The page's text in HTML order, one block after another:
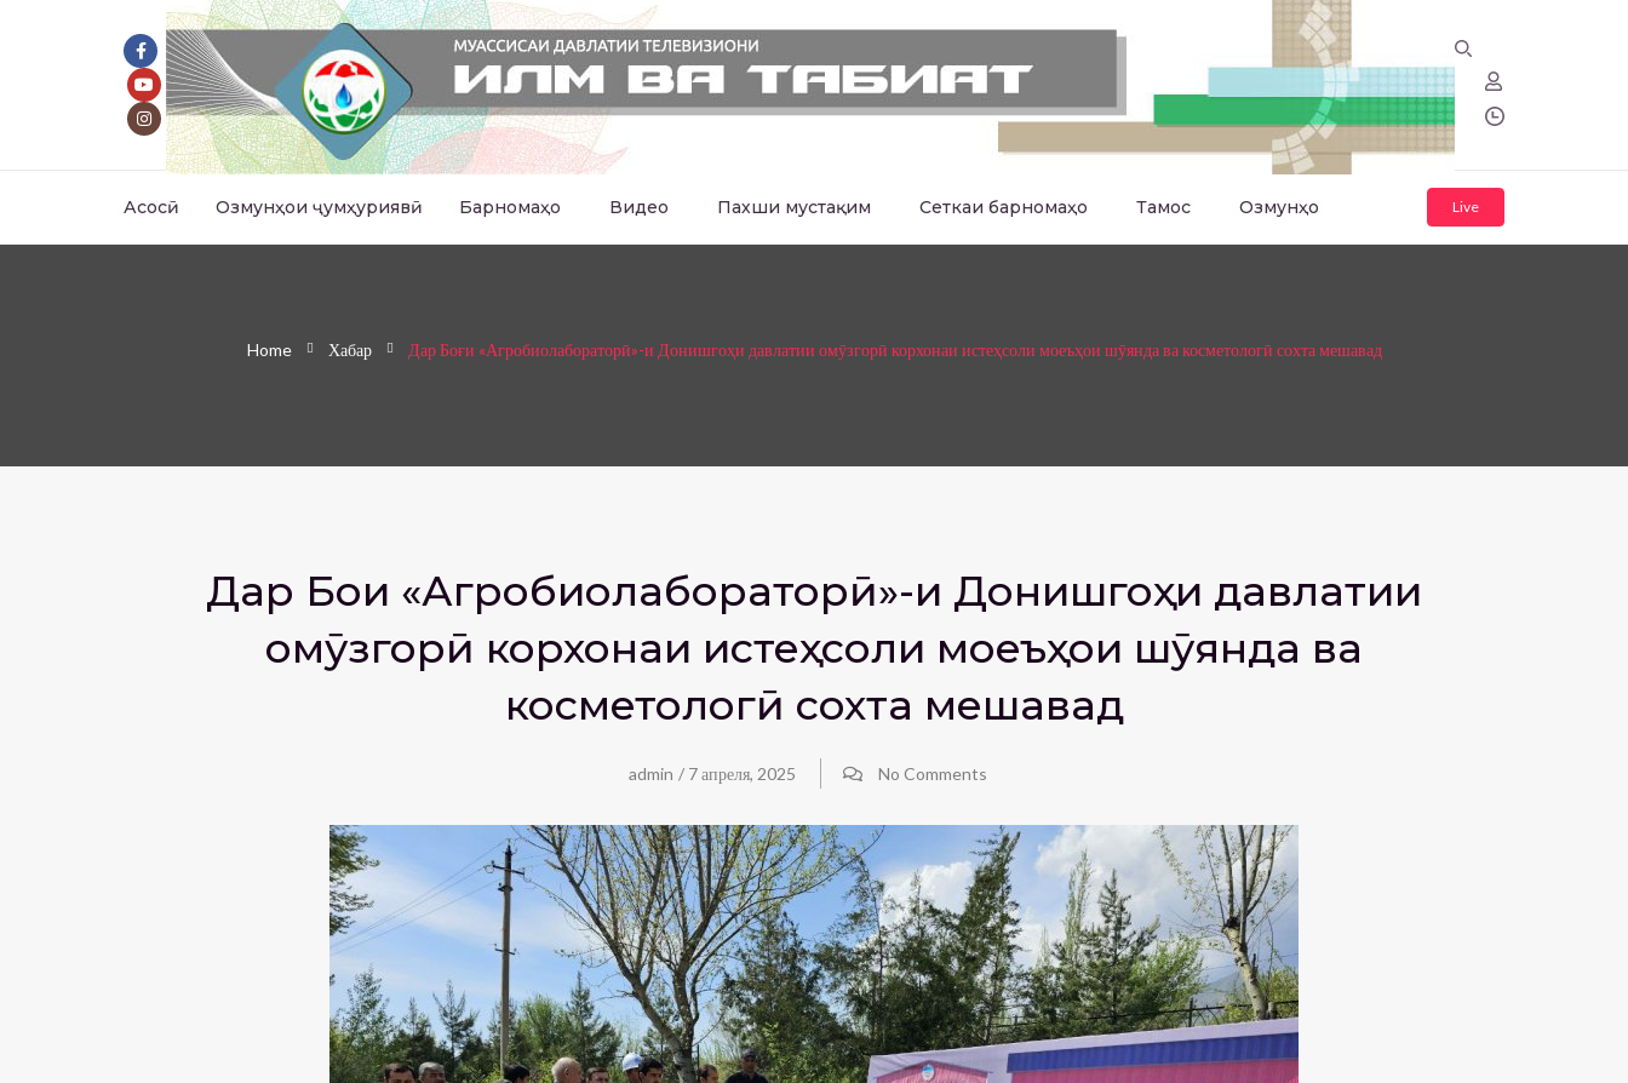
Асосӣ Озмунҳои ҷумҳуриявӣ Барномаҳо Видео Пахши мустақим Сеткаи барномаҳо Тамос Озмунҳо Live
Home Хабар Дар Боғи «Агробиолабораторӣ»-и Донишгоҳи давлатии омӯзгорӣ корхонаи истеҳсоли моеъҳои шӯянда ва косметологӣ сохта мешавад
Дар Боғи «Агробиолабораторӣ»-и Донишгоҳи давлатии
омӯзгорӣ корхонаи истеҳсоли моеъҳои шӯянда ва
косметологӣ сохта мешавад
admin / 7 апреля, 2025 No Comments